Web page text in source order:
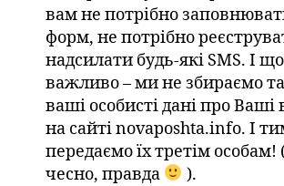
вам не потрібно
форм, не потрібно
надсилати будь-які SMS. І
важливо – ми не збираємо
ваші особисті дані про Ваші
на сайті novaposhta.info. І
передаємо їх третім особам!
чесно, правда
).